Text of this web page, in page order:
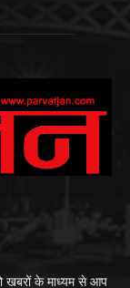
खबरों के माध्यम से आप